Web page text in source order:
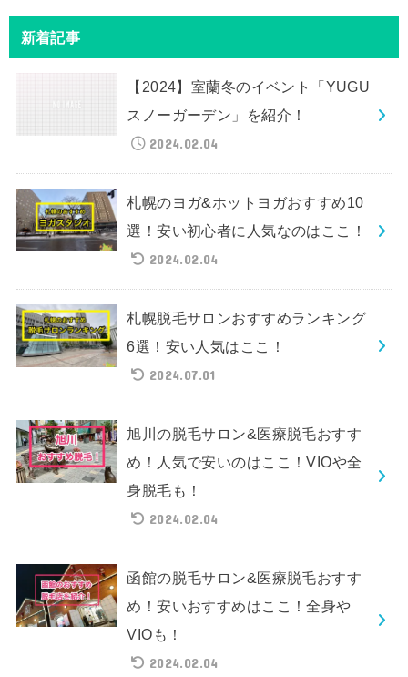
新着記事
【2024】室蘭冬のイベント「YUGU
スノーガーデン」を紹介！
2024.02.04
札幌のヨガ&ホットヨガおすすめ10
選！安い初心者に人気なのはここ！
2024.02.04
札幌脱毛サロンおすすめランキング
6選！安い人気はここ！
2024.07.01
旭川の脱毛サロン&医療脱毛おすす
め！人気で安いのはここ！VIOや全
身脱毛も！
2024.02.04
函館の脱毛サロン&医療脱毛おすす
め！安いおすすめはここ！全身や
VIOも！
2024.02.04